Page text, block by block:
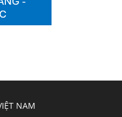
NAM